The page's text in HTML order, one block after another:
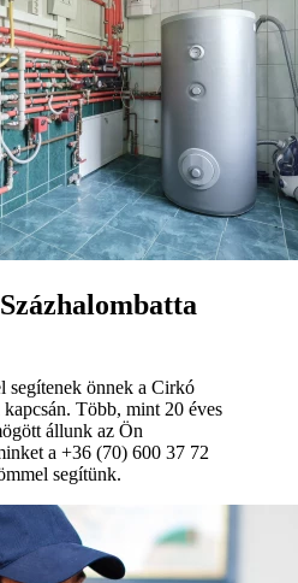
segítenek önnek a Cirkó
kapcsán. Több, mint 20 éves
állunk az Ön
a +36 (70) 600 37 72
segítünk.